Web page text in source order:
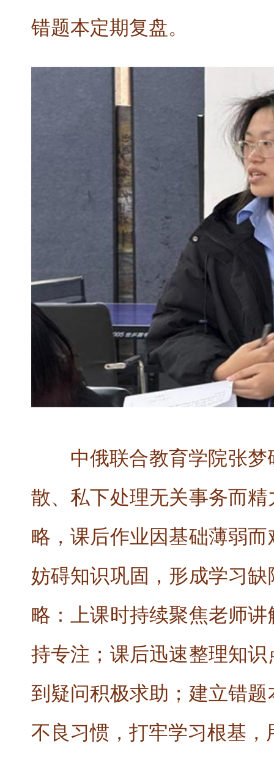
错题本定期复盘。
中俄联合教育学院张
散、私下处理无关事务而
略，课后作业因基础薄弱
妨碍知识巩固，形成学习
略：上课时持续聚焦老师
持专注；课后迅速整理知
到疑问积极求助；建立错
不良习惯，打牢学习根基